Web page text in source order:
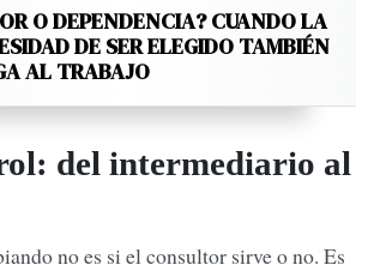
O DEPENDENCIA? CUANDO LA
DE SER ELEGIDO TAMBIÉN
AL TRABAJO
del intermediario al
no es si el consultor sirve o no. Es